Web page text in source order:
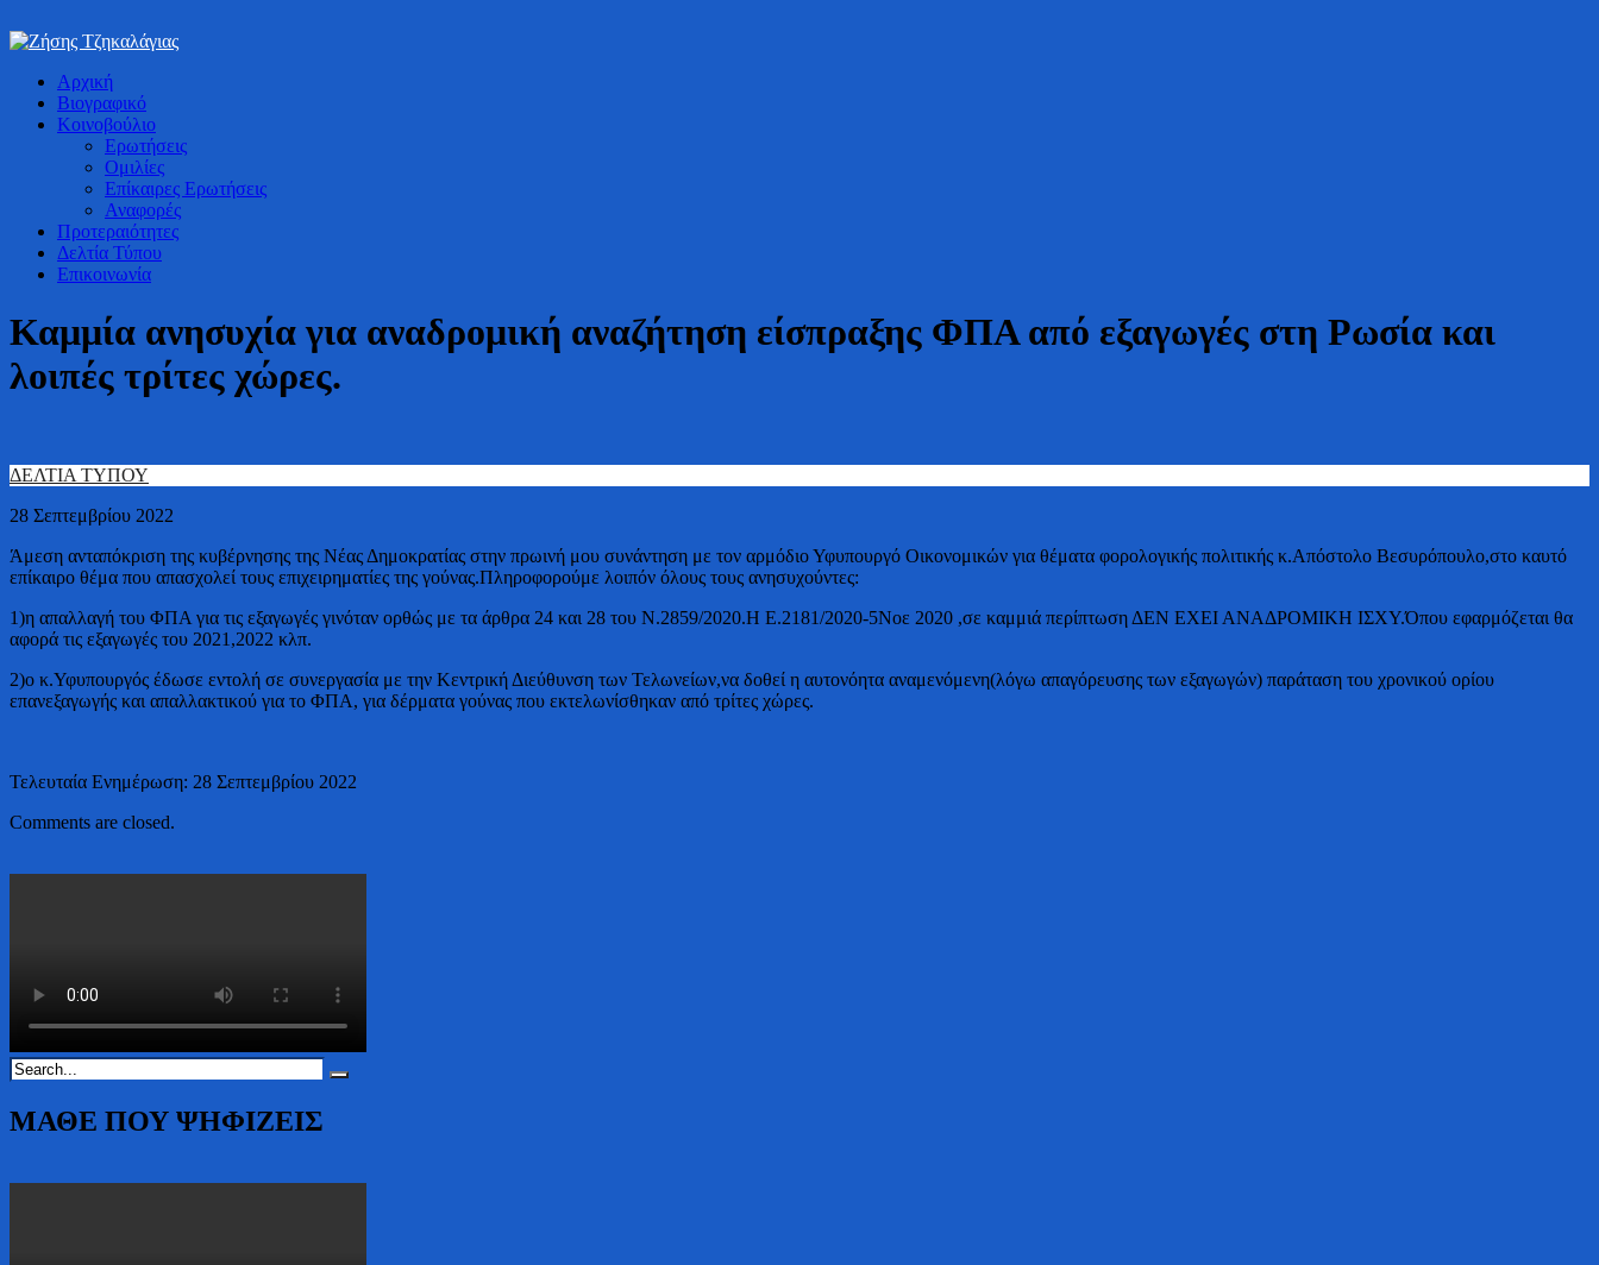
Ζήσης Τζηκαλάγιας
Bουλευτής Ν. Καστοριάς
Αρχική
Βιογραφικό
Κοινοβούλιο
Ερωτήσεις
Ομιλίες
Επίκαιρες Ερωτήσεις
Αναφορές
Προτεραιότητες
Δελτία Τύπου
Επικοινωνία
Καμμία ανησυχία για αναδρομική αναζήτηση είσπραξης ΦΠΑ από εξαγωγές στη Ρωσία και
λοιπές τρίτες χώρες.
ΔΕΛΤΙΑ ΤΥΠΟΥ
28 Σεπτεμβρίου 2022
Άμεση ανταπόκριση της κυβέρνησης της Νέας Δημοκρατίας στην πρωινή μου συνάντηση με τον αρμόδιο Υφυπουργό Οικονομικών για θέματα φορολογικής πολιτικής κ.Απόστολο Βεσυρόπουλο,στο καυτό
επίκαιρο θέμα που απασχολεί τους επιχειρηματίες της γούνας.Πληροφορούμε λοιπόν όλους τους ανησυχούντες:
1)η απαλλαγή του ΦΠΑ για τις εξαγωγές γινόταν ορθώς με τα άρθρα 24 και 28 του Ν.2859/2020.Η Ε.2181/2020-5Νοε 2020 ,σε καμμιά περίπτωση ΔΕΝ ΕΧΕΙ ΑΝΑΔΡΟΜΙΚΗ ΙΣΧΥ.Όπου εφαρμόζεται θα
αφορά τις εξαγωγές του 2021,2022 κλπ.
2)ο κ.Υφυπουργός έδωσε εντολή σε συνεργασία με την Κεντρική Διεύθυνση των Τελωνείων,να δοθεί η αυτονόητα αναμενόμενη(λόγω απαγόρευσης των εξαγωγών) παράταση του χρονικού ορίου
επανεξαγωγής και απαλλακτικού για το ΦΠΑ, για δέρματα γούνας που εκτελωνίσθηκαν από τρίτες χώρες.
Τελευταία Ενημέρωση: 28 Σεπτεμβρίου 2022
Comments are closed.
ΜΑΘΕ ΠΟΥ ΨΗΦΙΖΕΙΣ